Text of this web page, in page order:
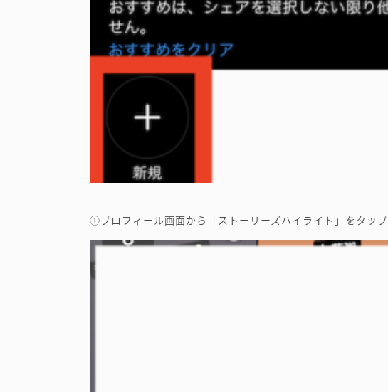
①プロフィール画面から「ストーリーズハイライト」をタップ